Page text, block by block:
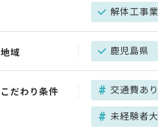
解体工事業
地域 鹿児島県
こだわり条件 交通費あり
未経験者